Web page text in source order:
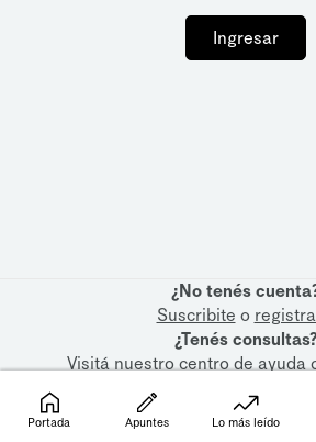
Ingresar
¿No tenés
Suscribite o
¿Tenés consultas?
Visitá nuestrocentro de ayuda
Portada Apuntes Lo más leído